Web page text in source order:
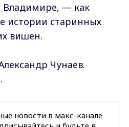
Владимире, — как
истории старинных
вишен.
Чунаев.
новости в макс-канале